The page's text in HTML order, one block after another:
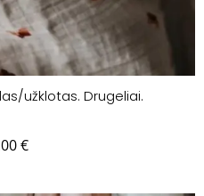
užklotas. Drugeliai.
€